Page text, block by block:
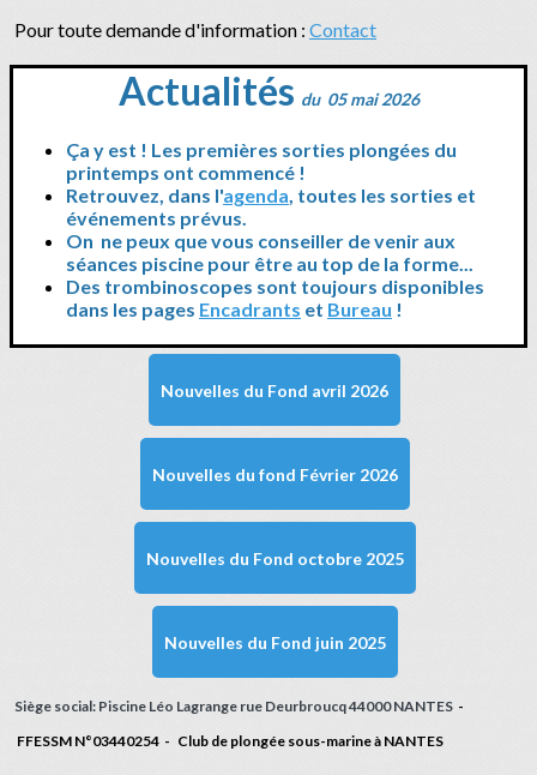
Pour toute demande d'information : Contact
Actualités du 05 mai 2026
Ça y est ! Les premières sorties plongées du
printemps ont commencé !
Retrouvez, dans l'agenda, toutes les sorties et
événements prévus.
On ne peux que vous conseiller de venir aux
séances piscine pour être au top de la forme...
Des trombinoscopes sont toujours disponibles
dans les pages Encadrants et Bureau !
Nouvelles du Fond avril 2026
Nouvelles du fond Février 2026
Nouvelles du Fond octobre 2025
Nouvelles du Fond juin 2025
Siège social: Piscine Léo Lagrange rue Deurbroucq 44000 NANTES -
FFESSM N°03440254 - Club de plongée sous-marine à NANTES